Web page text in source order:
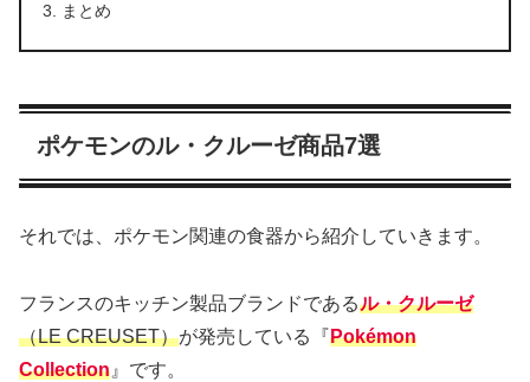
まとめ
ポケモンのル・クルーゼ商品7選
それでは、ポケモン関連の食器から紹介していきます。
フランスのキッチン製品ブランドであるル・クルーゼ
（LE CREUSET）が発売している『Pokémon
Collection 』です。